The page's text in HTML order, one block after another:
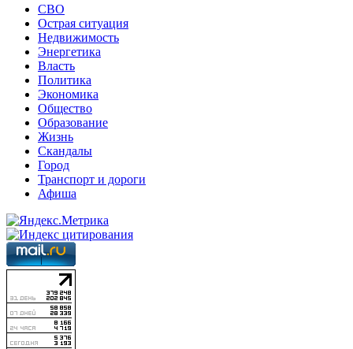
СВО
Острая ситуация
Недвижимость
Энергетика
Власть
Политика
Экономика
Общество
Образование
Жизнь
Скандалы
Город
Транспорт и дороги
Афиша